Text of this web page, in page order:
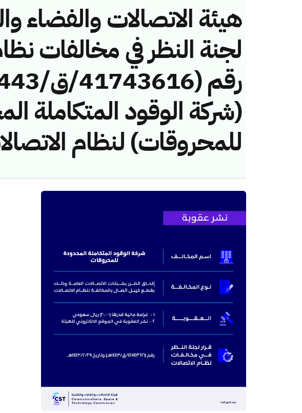
هيئة الاتصالات والفضاء
لجنة النظر في مخالفات
(شركة الوقود المتكاملة
للمحروقات) لنظام